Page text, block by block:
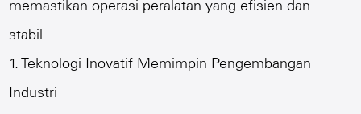
memastikan operasi peralatan yang efisien dan
stabil.
1. Teknologi Inovatif Memimpin Pengembangan
Industri